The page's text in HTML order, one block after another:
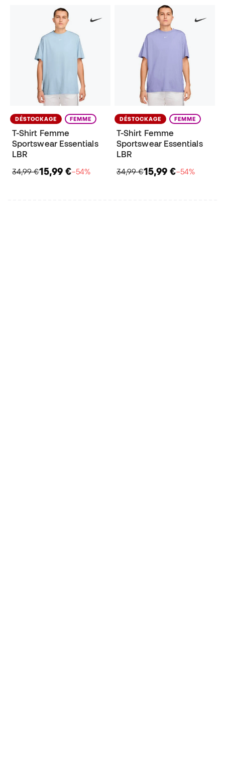
DÉSTOCKAGE FEMME
T-Shirt Femme
Sportswear Essentials
LBR
34,99 €15,99 €−54%
DÉSTOCKAGE FEMME
T-Shirt Femme
Sportswear Essentials
LBR
34,99 €15,99 €−54%